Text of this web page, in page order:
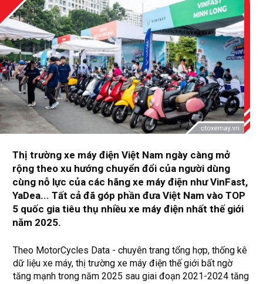
Thị trường xe máy điện Việt Nam ngày càng mở
rộng theo xu hướng chuyển đổi của người dùng
cùng nỗ lực của các hãng xe máy điện như VinFast,
YaDea... Tất cả đã góp phần đưa Việt Nam vào TOP
5 quốc gia tiêu thụ nhiều xe máy điện nhất thế giới
năm 2025.
Theo MotorCycles Data - chuyên trang tổng hợp, thống kê
dữ liệu xe máy, thị trường xe máy điện thế giới bất ngờ
tăng mạnh trong năm 2025 sau giai đoạn 2021-2024 tăng